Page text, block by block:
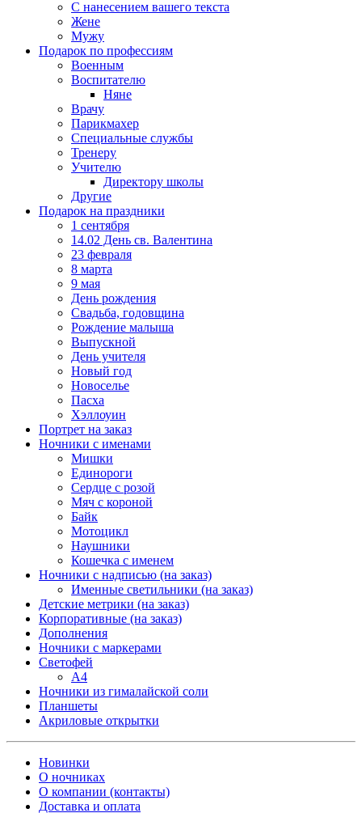
С нанесением вашего текста
Жене
Мужу
Подарок по профессиям
Военным
Воспитателю
Няне
Врачу
Парикмахер
Специальные службы
Тренеру
Учителю
Директору школы
Другие
Подарок на праздники
1 сентября
14.02 День св. Валентина
23 февраля
8 марта
9 мая
День рождения
Свадьба, годовщина
Рождение малыша
Выпускной
День учителя
Новый год
Новоселье
Пасха
Хэллоуин
Портрет на заказ
Ночники с именами
Мишки
Единороги
Сердце с розой
Мяч с короной
Байк
Мотоцикл
Наушники
Кошечка с именем
Ночники с надписью (на заказ)
Именные светильники (на заказ)
Детские метрики (на заказ)
Корпоративные (на заказ)
Дополнения
Ночники с маркерами
Светофей
А4
Ночники из гималайской соли
Планшеты
Акриловые открытки
Новинки
О ночниках
О компании (контакты)
Доставка и оплата